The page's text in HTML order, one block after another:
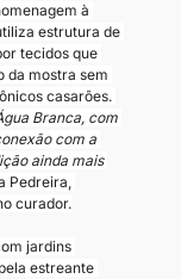
à
estrutura de
tecidos que
da mostra sem
casarões.
Branca, com
com a
ainda mais
Pedreira,
curador.
jardins
estreante